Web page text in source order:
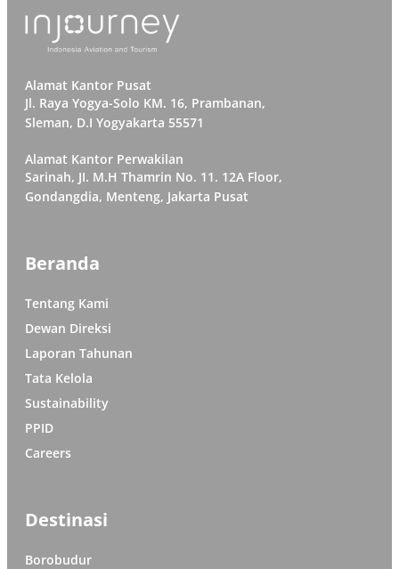
Alamat Kantor Pusat
Jl. Raya Yogya-Solo KM. 16, Prambanan,
Sleman, D.I Yogyakarta 55571
Alamat Kantor Perwakilan
Sarinah, JI. M.H Thamrin No. 11. 12A Floor,
Gondangdia, Menteng, Jakarta Pusat
Beranda
Tentang Kami
Dewan Direksi
Laporan Tahunan
Tata Kelola
Sustainability
PPID
Careers
Destinasi
Borobudur